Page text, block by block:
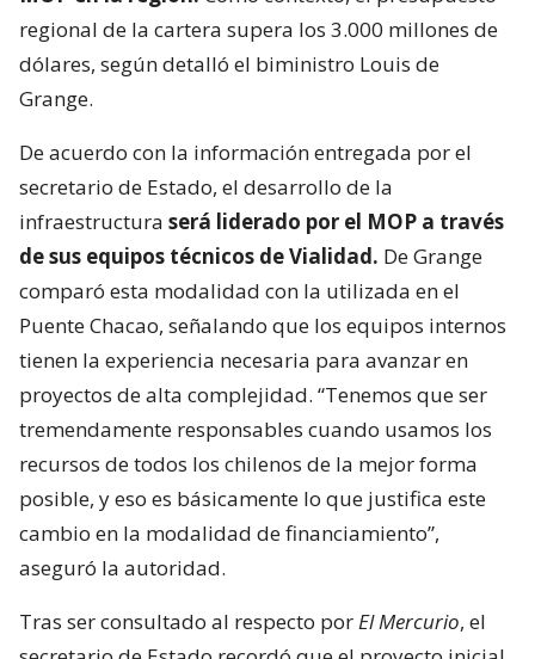
regional de la cartera supera los 3.000 millones de
dólares, según detalló el biministro Louis de
Grange.
De acuerdo con la información entregada por el
secretario de Estado, el desarrollo de la
infraestructura será liderado por el MOP a través
de sus equipos técnicos de Vialidad. De Grange
comparó esta modalidad con la utilizada en el
Puente Chacao, señalando que los equipos internos
tienen la experiencia necesaria para avanzar en
proyectos de alta complejidad. “Tenemos que ser
tremendamente responsables cuando usamos los
recursos de todos los chilenos de la mejor forma
posible, y eso es básicamente lo que justifica este
cambio en la modalidad de financiamiento”,
aseguró la autoridad.
Tras ser consultado al respecto porEl Mercurio, el